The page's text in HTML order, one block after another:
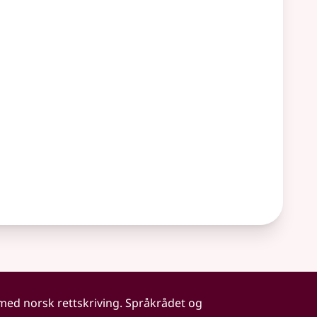
norsk rettskriving. Språkrådet og